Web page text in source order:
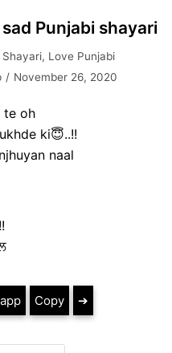
Punjabi shayari
Shayari, Love Punjabi
November 26, 2020
te oh
ki😇..!!
naal
Copy ➔